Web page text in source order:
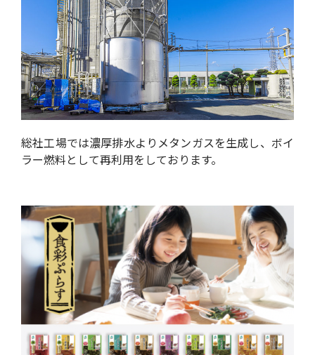
総社工場では濃厚排水よりメタンガスを生成し、ボイ
ラー燃料として再利用をしております。